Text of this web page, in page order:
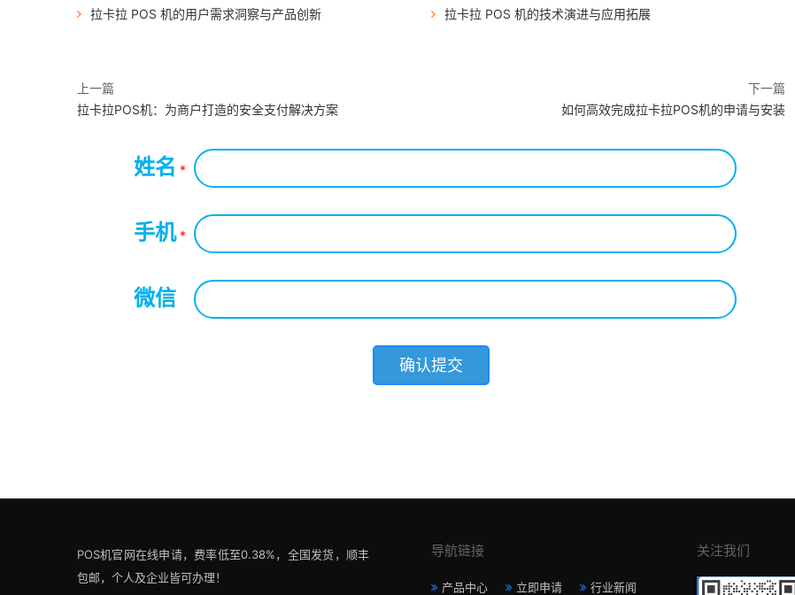
拉卡拉 POS 机的用户需求洞察与产品创新
拉卡拉 POS 机的技术演进与应用拓展
上一篇
拉卡拉POS机：为商户打造的安全支付解决方案
下一篇
如何高效完成拉卡拉POS机的申请与安装
姓名 *
手机*
微信
POS机官网在线申请，费率低至0.38%，全国发货，顺丰
包邮，个人及企业皆可办理！
导航链接
产品中心 立即申请 行业新闻
关注我们